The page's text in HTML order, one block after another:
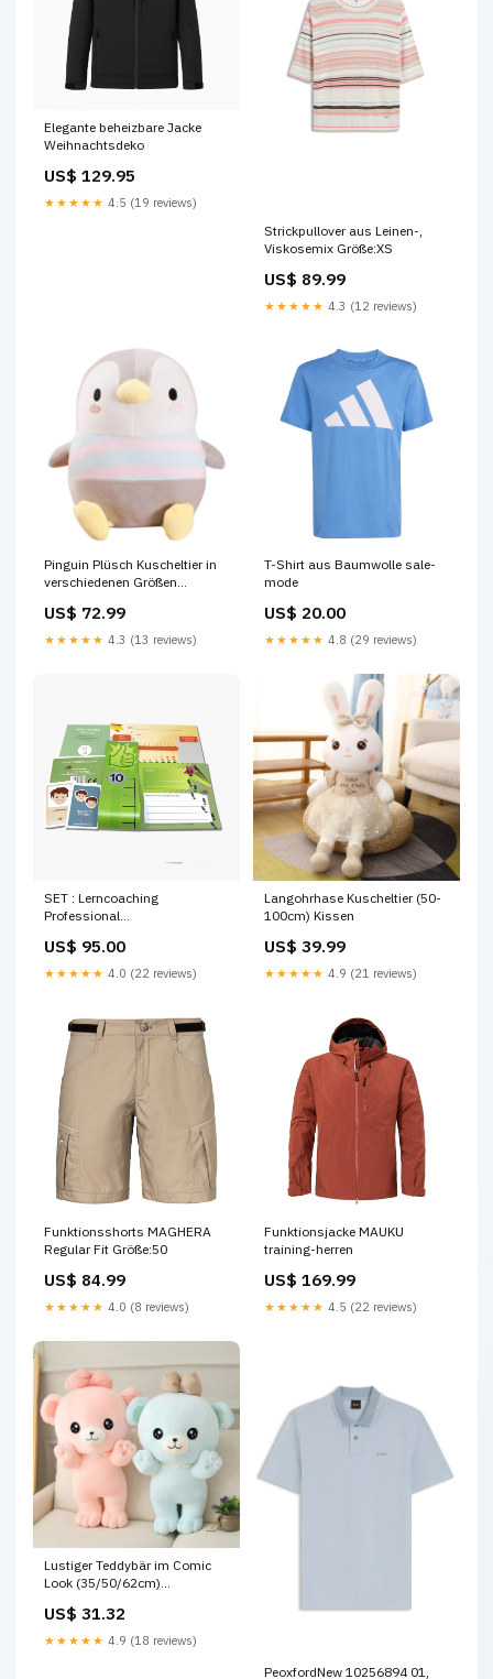
Elegante beheizbare Jacke
Weihnachtsdeko
US$ 129.95
★★★★★ 4.5 (19 reviews)
Strickpullover aus Leinen-,
Viskosemix Größe:XS
US$ 89.99
★★★★★ 4.3 (12 reviews)
Pinguin Plüsch Kuscheltier in
verschiedenen Größen
US$ 72.99
★★★★★ 4.3 (13 reviews)
T-Shirt aus Baumwolle sale-
mode
US$ 20.00
★★★★★ 4.8 (29 reviews)
SET : Lerncoaching
Professional
Blume
US$ 95.00
★★★★★ 4.0 (22 reviews)
Langohrhase Kuscheltier (50-
100cm) Kissen
US$ 39.99
★★★★★ 4.9 (21 reviews)
Funktionsshorts MAGHERA
Regular Fit Größe:50
US$ 84.99
★★★★★ 4.0 (8 reviews)
Funktionsjacke MAUKU
training-herren
US$ 169.99
★★★★★ 4.5 (22 reviews)
Lustiger Teddybär im Comic
Look (35/50/62cm)
US$ 31.32
★★★★★ 4.9 (18 reviews)
PeoxfordNew 10256894 01,